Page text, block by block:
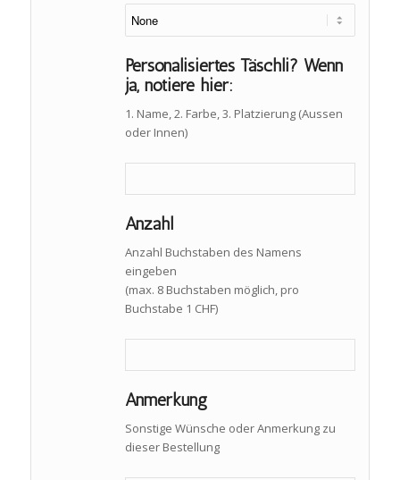
Personalisiertes Täschli? Wenn
ja, notiere hier:
1. Name, 2. Farbe, 3. Platzierung (Aussen
oder Innen)
Anzahl
Anzahl Buchstaben des Namens
eingeben
(max. 8 Buchstaben möglich, pro
Buchstabe 1 CHF)
Anmerkung
Sonstige Wünsche oder Anmerkung zu
dieser Bestellung